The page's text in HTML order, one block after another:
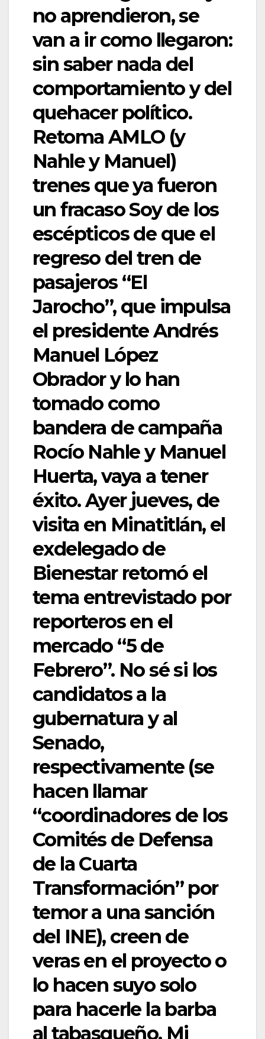
no aprendieron, se
van a ir como llegaron:
sin saber nada del
comportamiento y del
quehacer político.
Retoma AMLO (y
Nahle y Manuel)
trenes que ya fueron
un fracaso Soy de los
escépticos de que el
regreso del tren de
pasajeros “El
Jarocho”, que impulsa
el presidente Andrés
Manuel López
Obrador y lo han
tomado como
bandera de campaña
Rocío Nahle y Manuel
Huerta, vaya a tener
éxito. Ayer jueves, de
visita en Minatitlán, el
exdelegado de
Bienestar retomó el
tema entrevistado por
reporteros en el
mercado “5 de
Febrero”. No sé si los
candidatos a la
gubernatura y al
Senado,
respectivamente (se
hacen llamar
“coordinadores de los
Comités de Defensa
de la Cuarta
Transformación” por
temor a una sanción
del INE), creen de
veras en el proyecto o
lo hacen suyo solo
para hacerle la barba
al tabasqueño. Mi